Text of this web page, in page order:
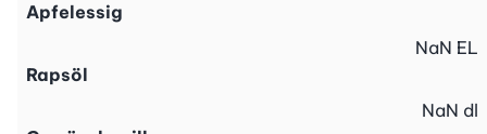
Apfelessig
Rapsöl
NaN EL
NaN dl